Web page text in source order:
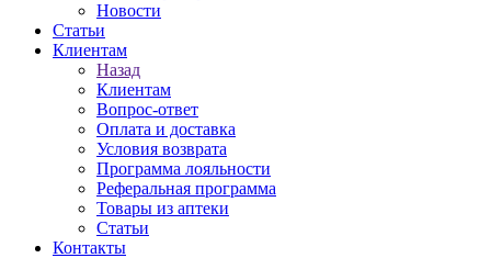
Новости
Статьи
Клиентам
Назад
Клиентам
Вопрос-ответ
Оплата и доставка
Условия возврата
Программа лояльности
Реферальная программа
Товары из аптеки
Статьи
Контакты